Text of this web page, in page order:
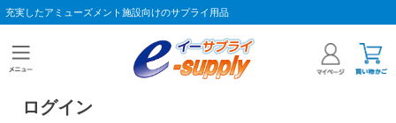
充実したアミューズメント施設向けのサプライ用品
ログイン